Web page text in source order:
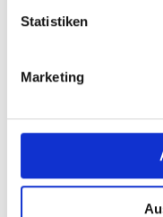
Statistiken
Marketing
Kurs-Programm zu den
Kurse
ich Kurse für
Therapieangebot